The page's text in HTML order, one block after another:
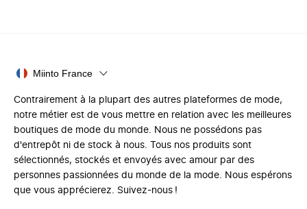
Miinto France
Contrairement à la plupart des autres plateformes de mode,
notre métier est de vous mettre en relation avec les meilleures
boutiques de mode du monde. Nous ne possédons pas
d'entrepôt ni de stock à nous. Tous nos produits sont
sélectionnés, stockés et envoyés avec amour par des
personnes passionnées du monde de la mode. Nous espérons
que vous apprécierez. Suivez-nous !